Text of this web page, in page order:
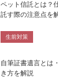
ペット信託とは？
託す際の注意点を
生前対策
自筆証書遺言とは
き方を解説